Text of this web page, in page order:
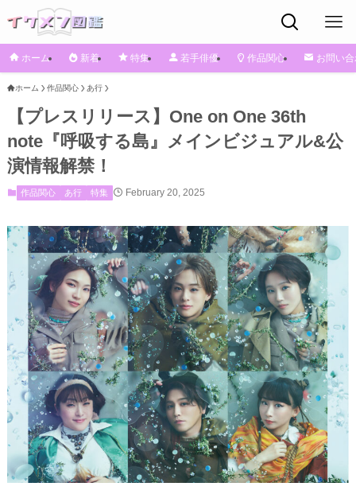
ホーム 新着 特集 若手俳優 作品関心 お問い
ホーム 作品関心 あ行
【プレスリリース】One on One 36th
note『呼吸する島』メインビジュアル&公
演情報解禁！
作品関心 あ行 特集 February 20, 2025